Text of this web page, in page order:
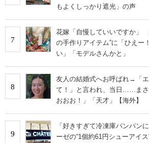
もよくしっかり遮光」の声
7
花嫁「自慢していいですか」
の手作りアイテム”に「ひえー
い」「モデルさんかと」
8
友人の結婚式へお呼ばれ→「
て！」と言われ、当日……ま
おおお！」「天才」【海外】
9
「好きすぎて冷凍庫パンパ
ーゼの“1個約61円シューアイ